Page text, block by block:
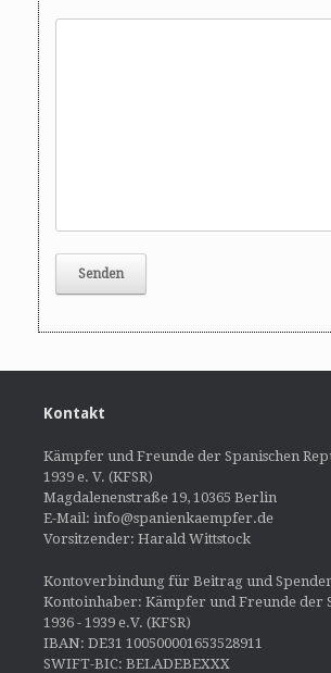
Kontakt
Kämpfer und Freunde der Spanischen
1939 e. V. (KFSR)
Magdalenenstraße 19, 10365 Berlin
E-Mail: info@spanienkaempfer.de
Vorsitzender: Harald Wittstock
Kontoverbindung für Beitrag und
Kontoinhaber: Kämpfer und Freunde der
1936 - 1939 e.V. (KFSR)
IBAN: DE31 100500001653528911
SWIFT-BIC: BELADEBEXXX